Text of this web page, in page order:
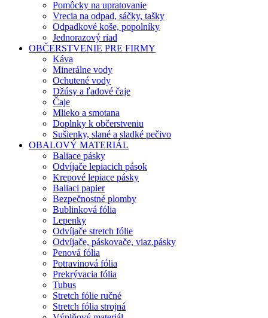
Pomôcky na upratovanie
Vrecia na odpad, sáčky, tašky
Odpadkové koše, popolníky
Jednorazový riad
OBČERSTVENIE PRE FIRMY
Káva
Minerálne vody
Ochutené vody
Džúsy a ľadové čaje
Čaje
Mlieko a smotana
Doplnky k občerstveniu
Sušienky, slané a sladké pečivo
OBALOVÝ MATERIÁL
Baliace pásky
Odvíjače lepiacich pások
Krepové lepiace pásky
Baliaci papier
Bezpečnostné plomby
Bublinková fólia
Lepenky
Odvíjače stretch fólie
Odvíjače, páskovače, viaz.pásky
Penová fólia
Potravinová fólia
Prekrývacia fólia
Tubus
Stretch fólie ručné
Stretch fólia strojná